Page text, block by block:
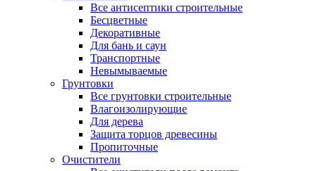
Все антисептики строительные
Бесцветные
Декоративные
Для бань и саун
Транспортные
Невымываемые
Грунтовки
Все грунтовки строительные
Влагоизолирующие
Для дерева
Защита торцов древесины
Пропиточные
Очистители